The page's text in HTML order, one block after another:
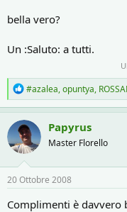
bella vero?
Un :Saluto: a tutti.
R
e
a
c
t
i
o
n
s
:
#azalea,opuntya,
Papyrus
Master Florello
20 Ottobre 2008
Complimenti è davvero